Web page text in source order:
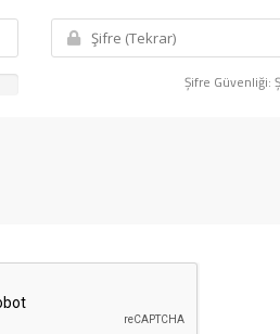
Şifre Güvenliği: